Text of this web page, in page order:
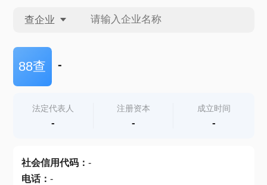
查企业
查企业
查产地
88查 -
法定代表人
-
注册资本
-
成立时间
-
社会信用代码： -
电话： -